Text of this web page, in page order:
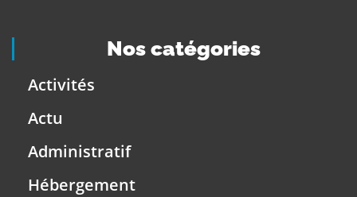
Nos catégories
Activités
Actu
Administratif
Hébergement